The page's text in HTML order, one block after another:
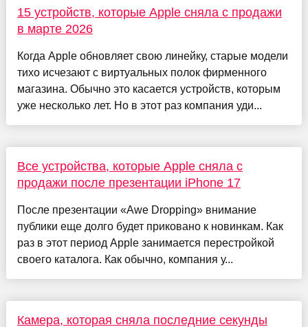
15 устройств, которые Apple сняла с продажи
в марте 2026
Когда Apple обновляет свою линейку, старые модели
тихо исчезают с виртуальных полок фирменного
магазина. Обычно это касается устройств, которым
уже несколько лет. Но в этот раз компания уди...
Все устройства, которые Apple сняла с
продажи после презентации iPhone 17
После презентации «Awe Dropping» внимание
публики еще долго будет приковано к новинкам. Как
раз в этот период Apple занимается перестройкой
своего каталога. Как обычно, компания у...
Камера, которая сняла последние секунды